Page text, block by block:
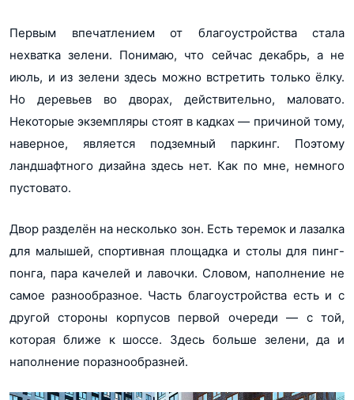
Первым впечатлением от благоустройства стала
нехватка зелени. Понимаю, что сейчас декабрь, а не
июль, и из зелени здесь можно встретить только ёлку.
Но деревьев во дворах, действительно, маловато.
Некоторые экземпляры стоят в кадках ― причиной тому,
наверное, является подземный паркинг. Поэтому
ландшафтного дизайна здесь нет. Как по мне, немного
пустовато.
Двор разделён на несколько зон. Есть теремок и лазалка
для малышей, спортивная площадка и столы для пинг-
понга, пара качелей и лавочки. Словом, наполнение не
самое разнообразное. Часть благоустройства есть и с
другой стороны корпусов первой очереди ― с той,
которая ближе к шоссе. Здесь больше зелени, да и
наполнение поразнообразней.